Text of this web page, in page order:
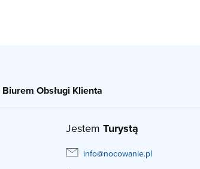
Biurem Obsługi Klienta
Jestem Turystą
info@nocowanie.pl